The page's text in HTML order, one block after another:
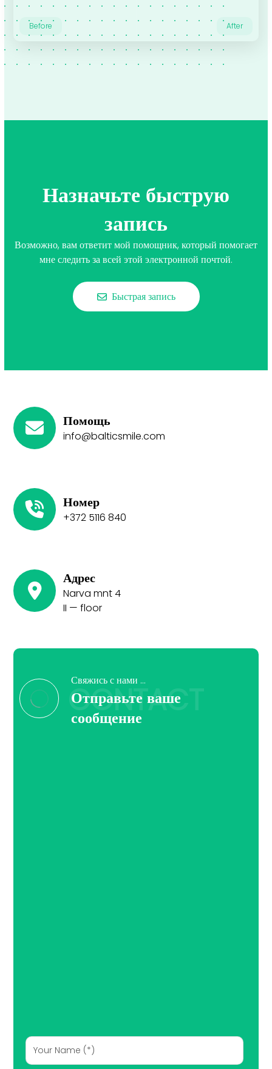
After
Before
Назначьте быструю
запись
Возможно, вам ответит мой помощник, который помогает
мне следить за всей этой электронной почтой.
Быстрая запись
Помощь
info@balticsmile.com
Номер
+372 5116 840
Адрес
Narva mnt 4
II — floor
CONTACT
Свяжись с нами …
Отправьте ваше
сообщение